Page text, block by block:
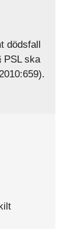
dödsfall
PSL ska